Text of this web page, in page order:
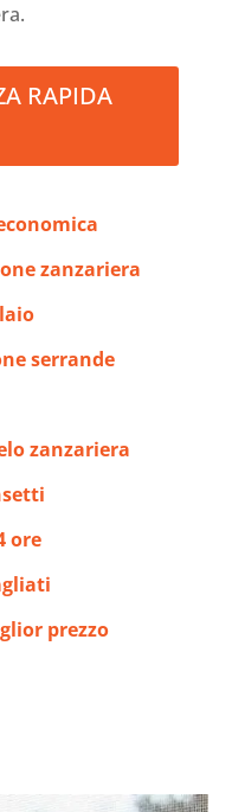
RAPIDA
zanzariera
serrande
zanzariera
ore
prezzo